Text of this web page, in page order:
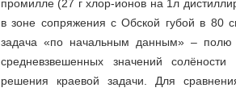
промилле (27 г хлор-ионов на 1л
в зоне сопряжения с Обской губой в 80
задача «по начальным данным» – полю
средневзвешенных значений
решения краевой задачи. Для